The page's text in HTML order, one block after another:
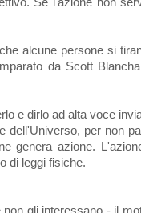
alcune persone si
da Scott
e dirlo ad alta voce
per non
genera azione.
di leggi fisiche.